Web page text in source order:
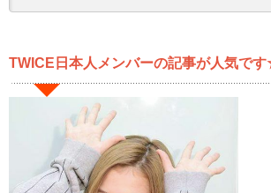
TWICE日本人メンバーの記事が人気で